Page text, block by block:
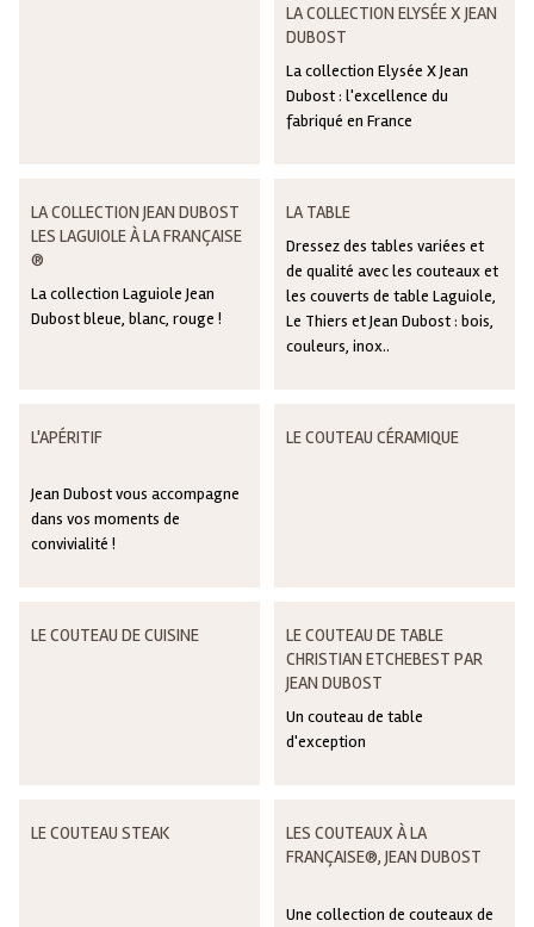
LA COLLECTION ELYSÉE X JEAN
DUBOST
La collection Elysée X Jean
Dubost : l'excellence du
fabriqué en France
LA COLLECTION JEAN DUBOST
LES LAGUIOLE À LA FRANÇAISE
®
La collection Laguiole Jean
Dubost bleue, blanc, rouge !
LA TABLE
Dressez des tables variées et
de qualité avec les couteaux et
les couverts de table Laguiole,
Le Thiers et Jean Dubost : bois,
couleurs, inox..
L'APÉRITIF
Jean Dubost vous accompagne
dans vos moments de
convivialité !
LE COUTEAU CÉRAMIQUE
LE COUTEAU DE CUISINE
LE COUTEAU DE TABLE
CHRISTIAN ETCHEBEST PAR
JEAN DUBOST
Un couteau de table
d'exception
LE COUTEAU STEAK
LES COUTEAUX À LA
FRANÇAISE®, JEAN DUBOST
Une collection de couteaux de